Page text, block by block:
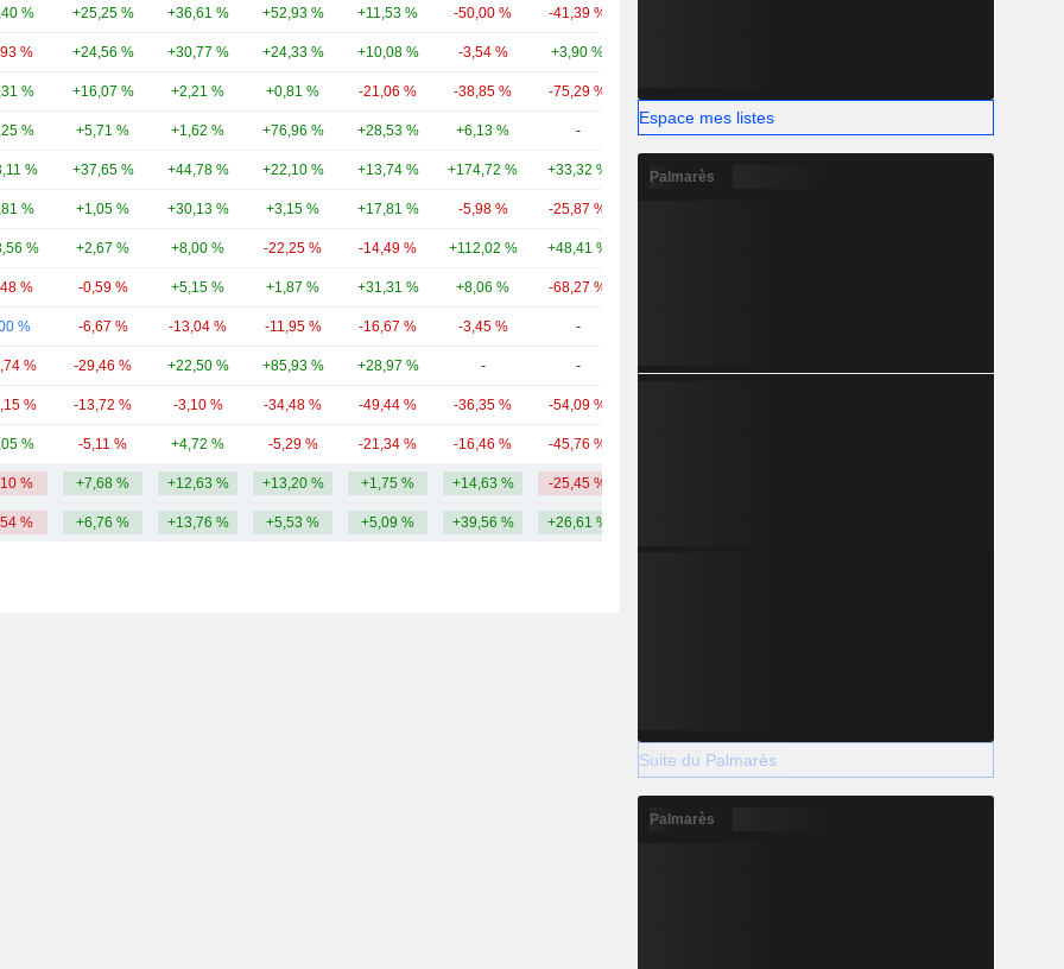
% +25,25 % +36,61 % +52,93 % +11,53 % -50,00 % -41,39 %
% +24,56 % +30,77 % +24,33 % +10,08 % -3,54 % +3,90 %
% +16,07 % +2,21 % +0,81 % -21,06 % -38,85 % -75,29 %
% +5,71 % +1,62 % +76,96 % +28,53 % +6,13 % - - 5,17 Md
% +37,65 % +44,78 % +22,10 % +13,74 % +174,72 % +33,32 % -
% +1,05 % +30,13 % +3,15 % +17,81 % -5,98 % -25,87 %
% +2,67 % +8,00 % -22,25 % -14,49 % +112,02 % +48,41 %
% -0,59 % +5,15 % +1,87 % +31,31 % +8,06 % -68,27 %
% -6,67 % -13,04 % -11,95 % -16,67 % -3,45 % -
% -29,46 % +22,50 % +85,93 % +28,97 % - -
% -13,72 % -3,10 % -34,48 % -49,44 % -36,35 % -54,09 %
% -5,11 % +4,72 % -5,29 % -21,34 % -16,46 % -45,76 %
% +7,68 % +12,63 % +13,20 % +1,75 % +14,63 % -25,45 %
% +6,76 % +13,76 % +5,53 % +5,09 % +39,56 % +26,61 %
Espace mes listes
Palmarès
Suite du Palmarès
Palmarès